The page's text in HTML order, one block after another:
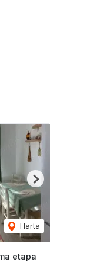
Harta
Next
etapa